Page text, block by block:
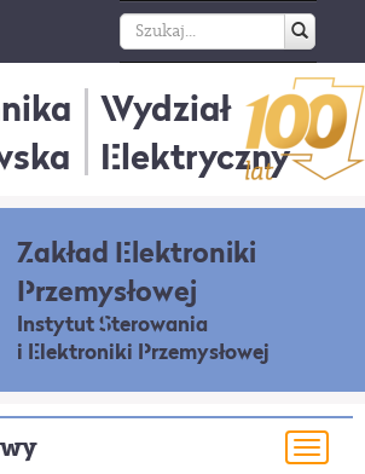
Wydział
Elektryczny
Zakład Elektroniki
Przemysłowej
Instytut Sterowania
i Elektroniki Przemysłowej